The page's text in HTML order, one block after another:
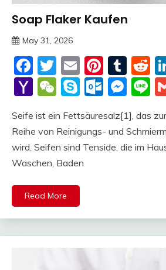
Trends
Soap Flaker Kaufen
May 31, 2026
Facebook
Twitter
Email
Yahoo
WeChat
Skype
Seife ist ein Fettsäuresalz[1], das
Reihe von Reinigungs- und
wird. Seifen sind Tenside, die im
Waschen, Baden
Read More